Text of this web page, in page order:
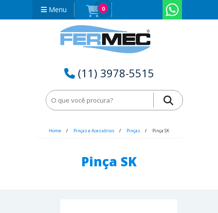
Menu 0
(11) 3978-5515
Home Pinças e Acessórios Pinças Pinça SK
Pinça SK